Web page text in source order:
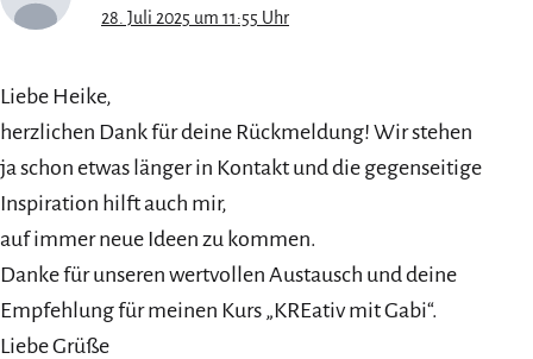
28. Juli 2025 um 11:55 Uhr
Liebe Heike,
herzlichen Dank für deine Rückmeldung! Wir stehen
ja schon etwas länger in Kontakt und die gegenseitige
Inspiration hilft auch mir,
auf immer neue Ideen zu kommen.
Danke für unseren wertvollen Austausch und deine
Empfehlung für meinen Kurs „KREativ mit Gabi“.
Liebe Grüße